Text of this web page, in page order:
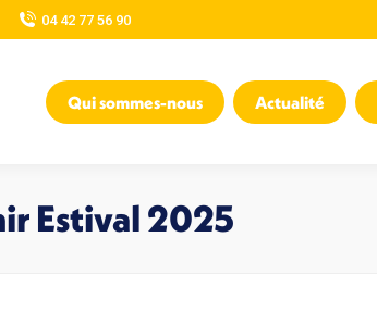
04 42 77 56 90
Qui sommes-nous Actualité
Estival 2025